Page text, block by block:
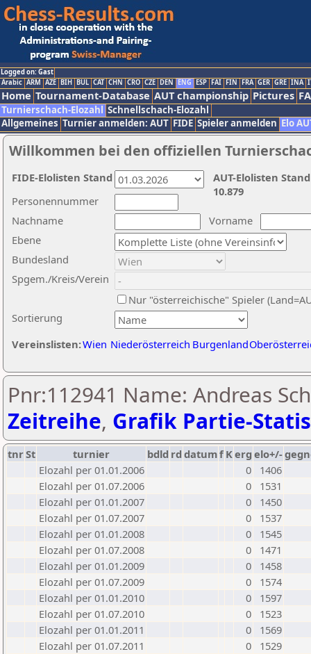
Logged on: Gast
Arabic ARM AZE BIH BUL CAT CHN CRO CZE DEN ENG ESP FAI FIN FRA GER GRE INA
Home Tournament-Database AUT championship Pictures
Turnierschach-Elozahl Schnellschach-Elozahl
Allgemeines Turnier anmelden: AUT FIDE Spieler anmelden Elo
Willkommen bei den offiziellen
Nachname
Vorname
Ebene
Sortierung
Personennummer
Bundesland
Spgem./Kreis/Verein
Nur "österreichische" Spieler
Vereinslisten:Wien Niederösterreich Burgenland
AUT-Elolisten
10.879
FIDE-Elolisten Stand
Pnr:112941 Name: Andreas
Zeitreihe, Grafik Partie-
tnrSt turnier bdld rd datumf Kerg elo+/-
Elozahl per 01.01.2006
0
1406
Elozahl per 01.07.2006
0
1531
Elozahl per 01.01.2007
0
1450
Elozahl per 01.07.2007
0
1537
Elozahl per 01.01.2008
0
1545
Elozahl per 01.07.2008
0
1471
Elozahl per 01.01.2009
0
1458
Elozahl per 01.07.2009
0
1574
Elozahl per 01.01.2010
0
1597
Elozahl per 01.07.2010
0
1523
Elozahl per 01.01.2011
0
1569
Elozahl per 01.07.2011
0
1529